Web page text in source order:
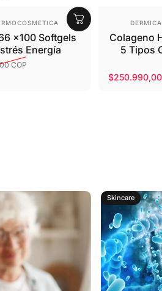
x100 Softgels
Energía
COP
Colageno
5 Tipos
Precio de
$250.990,00
Precio
Skincare